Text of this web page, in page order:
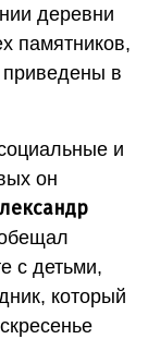
деревни
памятников,
в
и
он
с детьми,
который